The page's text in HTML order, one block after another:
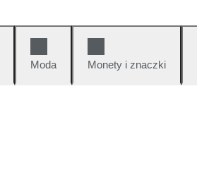
Moda Monety i znaczki